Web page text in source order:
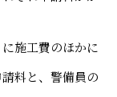
施工費のほかに
料と、警備員の